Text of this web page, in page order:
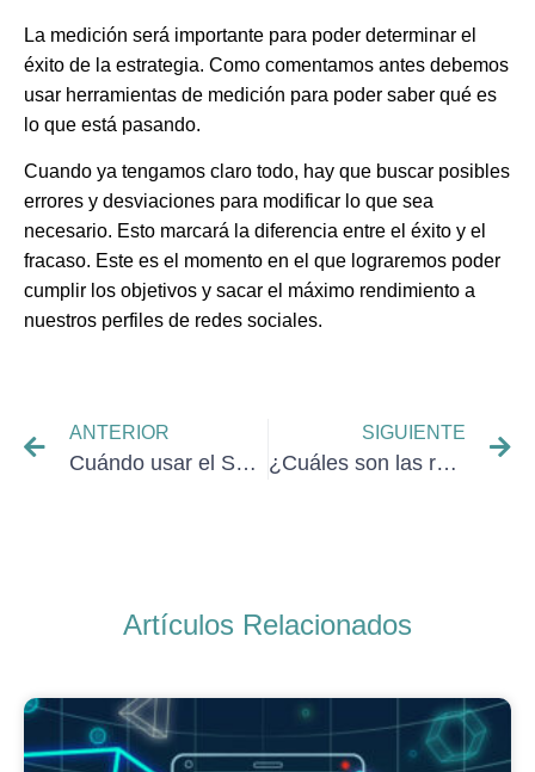
La medición será importante para poder determinar el
éxito de la estrategia. Como comentamos antes debemos
usar herramientas de medición para poder saber qué es
lo que está pasando.
Cuando ya tengamos claro todo, hay que buscar posibles
errores y desviaciones para modificar lo que sea
necesario. Esto marcará la diferencia entre el éxito y el
fracaso. Este es el momento en el que lograremos poder
cumplir los objetivos y sacar el máximo rendimiento a
nuestros perfiles de redes sociales.
ANTERIOR
Cuándo usar el SEM
SIGUIENTE
¿Cuáles son las redes sociales más populares?
Artículos Relacionados